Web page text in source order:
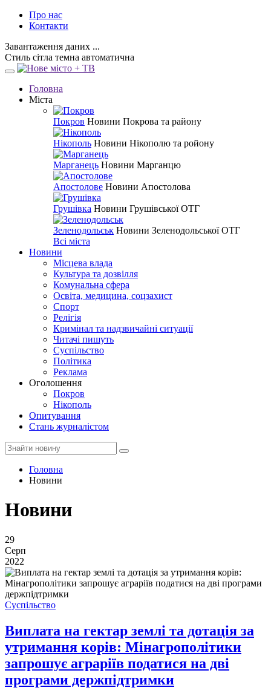
Про нас
Контакти
Завантаження даних ...
Стиль сітла темна автоматична
Головна
Міста
Покров Новини Покрова та району
Нікополь Новини Нікополю та ройону
Марганець Новини Марганцю
Апостолове Новини Апостолова
Грушівка Новини Грушівської ОТГ
Зеленодольськ Новини Зеленодольської ОТГ
Всі міста
Новини
Місцева влада
Культура та дозвілля
Комунальна сфера
Освіта, медицина, соцзахист
Спорт
Релігія
Кримінал та надзвичайні ситуації
Читачі пишуть
Суспільство
Політика
Реклама
Оголошення
Покров
Нікополь
Опитування
Стань журналістом
Головна
Новини
Новини
29
Серп
2022
Суспільство
Виплата на гектар землі та дотація за
утримання корів: Мінагрополітики
запрошує аграріїв податися на дві
програми держпідтримки